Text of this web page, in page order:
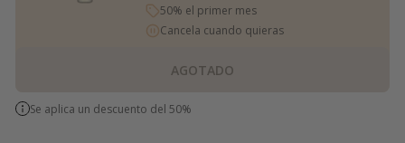
50% el primer mes
Cancela cuando quieras
AGOTADO
Se aplica un descuento del 50%